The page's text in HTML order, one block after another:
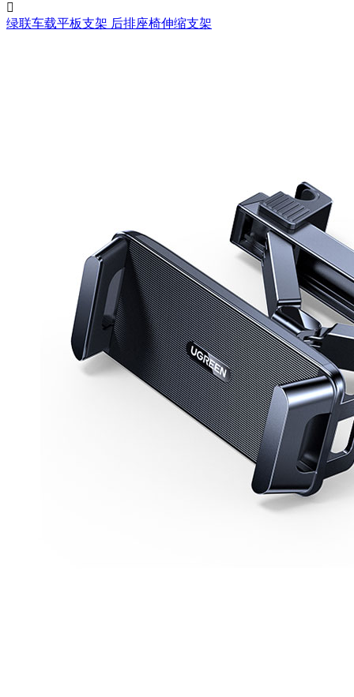

绿联车载平板支架 后排座椅伸缩支架